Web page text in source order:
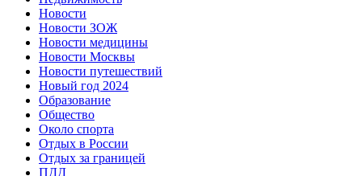
Новости
Новости ЗОЖ
Новости медицины
Новости Москвы
Новости путешествий
Новый год 2024
Образование
Общество
Около спорта
Отдых в России
Отдых за границей
ПДД